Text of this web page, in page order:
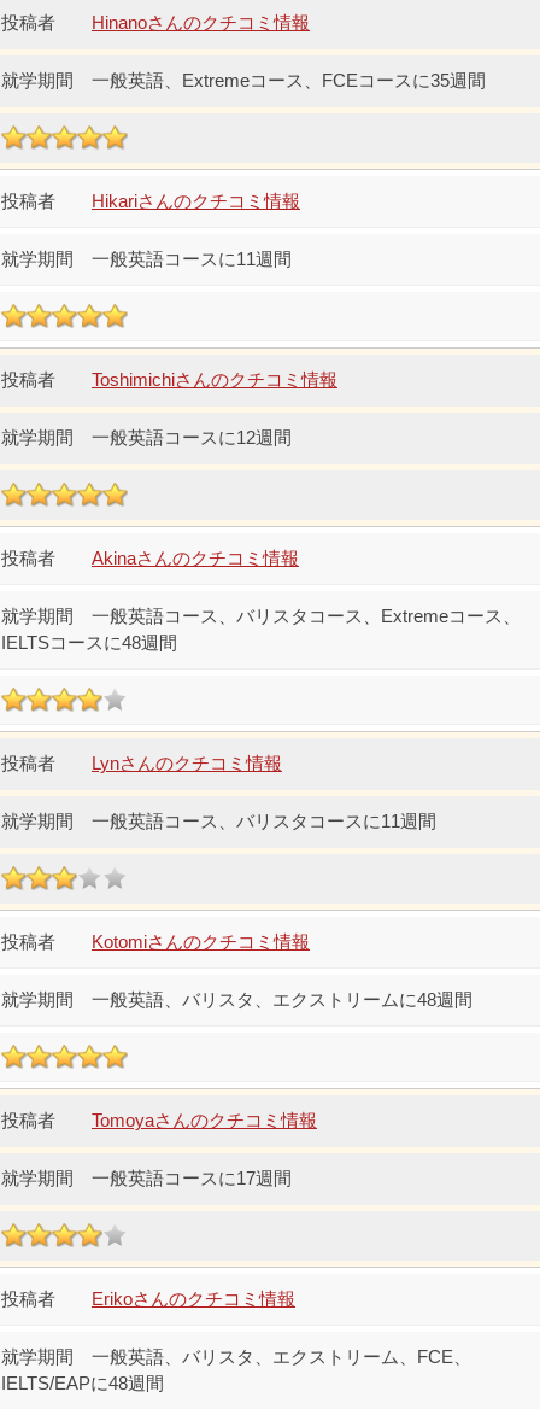
Hinanoさんのクチコミ情報
一般英語、Extremeコース、FCEコースに35週間
Hikariさんのクチコミ情報
一般英語コースに11週間
Toshimichiさんのクチコミ情報
一般英語コースに12週間
Akinaさんのクチコミ情報
一般英語コース、バリスタコース、Extremeコース、
IELTSコースに48週間
Lynさんのクチコミ情報
一般英語コース、バリスタコースに11週間
Kotomiさんのクチコミ情報
一般英語、バリスタ、エクストリームに48週間
Tomoyaさんのクチコミ情報
一般英語コースに17週間
Erikoさんのクチコミ情報
一般英語、バリスタ、エクストリーム、FCE、
IELTS/EAPに48週間